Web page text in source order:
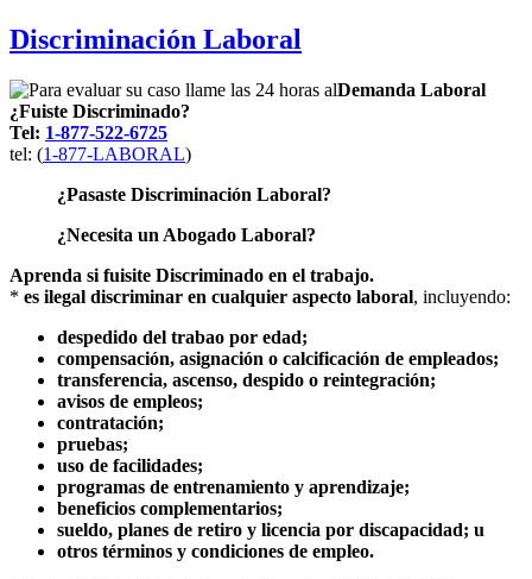
Discriminación Laboral
Demanda Laboral
¿Fuiste Discriminado?
Tel: 1-877-522-6725
tel: (1-877-LABORAL)
¿Pasaste Discriminación Laboral?
¿Necesita un Abogado Laboral?
Aprenda si fuisite Discriminado en el trabajo.
* es ilegal discriminar en cualquier aspecto laboral, incluyendo:
despedido del trabao por edad;
compensación, asignación o calcificación de empleados;
transferencia, ascenso, despido o reintegración;
avisos de empleos;
contratación;
pruebas;
uso de facilidades;
programas de entrenamiento y aprendizaje;
beneficios complementarios;
sueldo, planes de retiro y licencia por discapacidad; u
otros términos y condiciones de empleo.